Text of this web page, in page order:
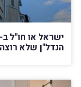
הנדל"ן שלא